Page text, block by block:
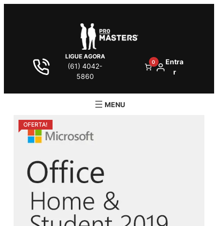
LIGUE AGORA
(61) 4042-
5860
0
Entra
r
OFERTA!